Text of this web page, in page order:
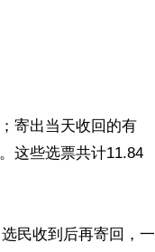
寄出当天收回的有
这些选票共计11.84
民收到后再寄回，一